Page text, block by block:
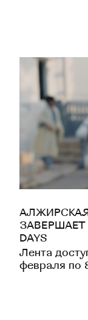
ЗАВЕРШАЕТ
DAYS
Лента
февраля по